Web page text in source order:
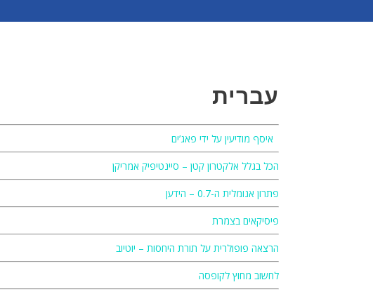
עברית
הכל בגלל אלקטרון קטן – סיינטיפיק אמריקן
פתרון אנומלית ה-0.7 – הידען
פיסיקאים בצמרת
הרצאה פופולרית על תורת היחסות – יוטיוב
לחשוב מחוץ לקופסה